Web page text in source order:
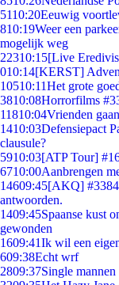
5110:20Eeuwig
810:19Weer een
mogelijk weg
22310:15[Live
010:14[KERST]
10510:11Het grote
3810:08Horrorfilms
11810:04Vrienden
1410:03Defensiepact
clausule?
5910:03[ATP Tour]
6710:00Aanbrengen
14609:45[AKQ] #3384
antwoorden.
1409:45Spaanse kust
gewonden
1609:41Ik wil een
609:38Echt wrf
2809:37Single